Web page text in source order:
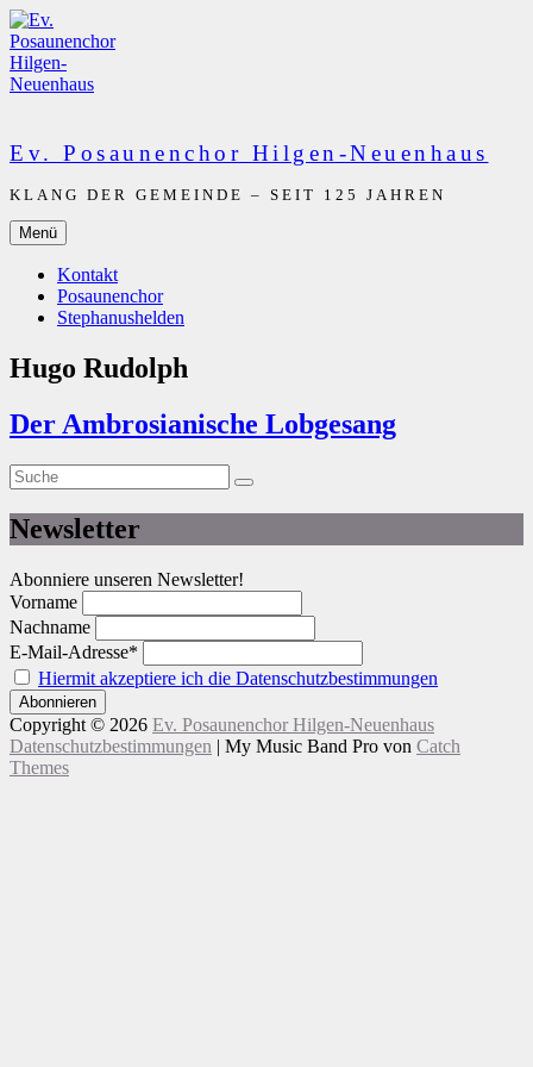
Zum
Inhalt
springen
Ev. Posaunenchor Hilgen-Neuenhaus
KLANG DER GEMEINDE – SEIT 125 JAHREN
Menü
Kontakt
Posaunenchor
Stephanushelden
Hugo Rudolph
Der Ambrosianische Lobgesang
Suche
nach:
Suche
Newsletter
Abonniere unseren Newsletter!
Vorname
Nachname
E-Mail-Adresse*
Hiermit akzeptiere ich die Datenschutzbestimmungen
Copyright © 2026 Ev. Posaunenchor Hilgen-Neuenhaus
Datenschutzbestimmungen | My Music Band Pro von Catch
Themes